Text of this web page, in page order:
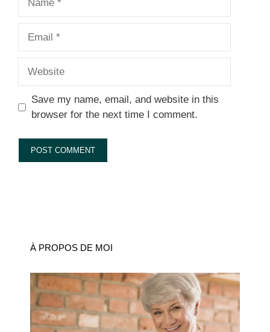
Save my name, email, and website in this
browser for the next time I comment.
À PROPOS DE MOI